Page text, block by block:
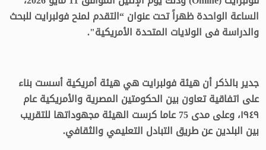
الساعة الواحدة ظهراً تحت عنوان “التقدم لمنح فولبرايت للبحث
والدراسة فى الولايات المتحدة الأمريكية".
جدير بالذكر أن هيئة فولبرايت هي هيئة أمريكية أسست بناء
على اتفاقية تعاون بين الحكومتين المصرية والأمريكية عام
١٩٤٩، وعلى مدى 75 عاما كرست الهيئة مجهوداتها للتقريب
بين البلدين عن طريق التبادل التعليمي والثقافي.